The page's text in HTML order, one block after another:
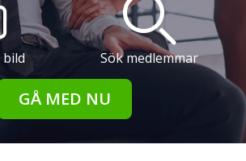
Sök medlemmar
GÅ MED NU